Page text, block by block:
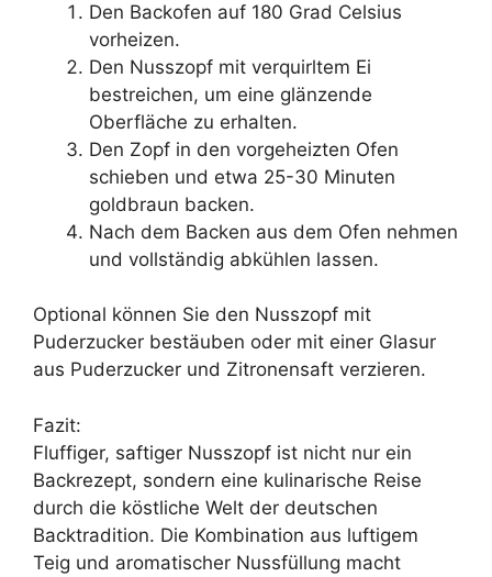
Den Backofen auf 180 Grad Celsius
vorheizen.
Den Nusszopf mit verquirltem Ei
bestreichen, um eine glänzende
Oberfläche zu erhalten.
Den Zopf in den vorgeheizten Ofen
schieben und etwa 25-30 Minuten
goldbraun backen.
Nach dem Backen aus dem Ofen nehmen
und vollständig abkühlen lassen.
Optional können Sie den Nusszopf mit
Puderzucker bestäuben oder mit einer Glasur
aus Puderzucker und Zitronensaft verzieren.
Fazit:
Fluffiger, saftiger Nusszopf ist nicht nur ein
Backrezept, sondern eine kulinarische Reise
durch die köstliche Welt der deutschen
Backtradition. Die Kombination aus luftigem
Teig und aromatischer Nussfüllung macht